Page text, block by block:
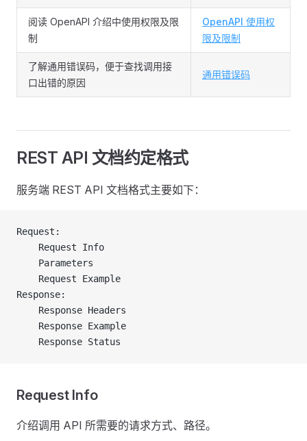
阅读 OpenAPI 介绍中使用权限及限
制
OpenAPI 使用权
限及限制
了解通用错误码，便于查找调用接
口出错的原因
通用错误码
REST API 文档约定格式
服务端 REST API 文档格式主要如下：
Request:
    Request Info
    Parameters
    Request Example
Response:
    Response Headers
    Response Example
    Response Status
Request Info
介绍调用 API 所需要的请求方式、路径。